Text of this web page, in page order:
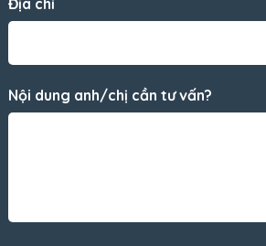
Địa chỉ
Nội dung anh/chị cần tư vấn?